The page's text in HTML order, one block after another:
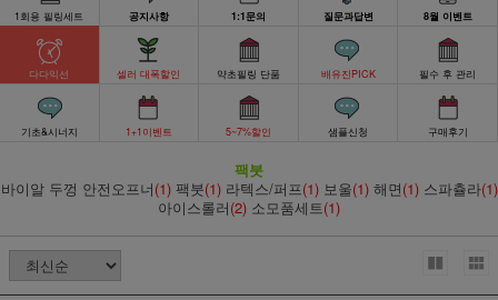
1회용 필링세트 공지사항 1:1문의 질문과답변 8월 이벤트
다다익선 셀러 대폭할인 약초필링 단품 배유진PICK 필수 후 관리
기초&시너지 1+1이벤트 5~7%할인 샘플신청 구매후기
팩붓
바이알 두껑 안전오프너(1) 팩붓(1) 라텍스/퍼프(1) 보울(1) 해면(1) 스파츌라(1)
아이스롤러(2) 소모품세트(1)